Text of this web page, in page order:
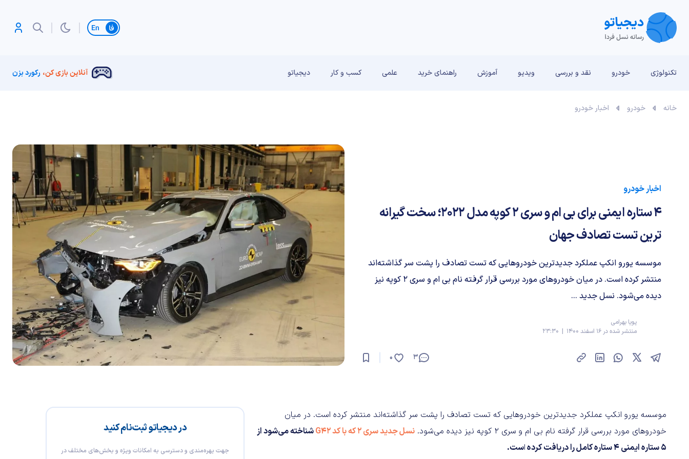
تغییر زبان
تکنولوژی خودرو نقد و بررسی‌ ویدیو آموزش راهنمای خرید علمی کسب و کار دیجیاتو آنلاین بازی کن، رکورد بزن
خانه خودرو اخبار خودرو
اخبار خودرو
4 ستاره ایمنی برای بی ام و سری 2 کوپه مدل 2022؛ سخت گیرانه
ترین تست تصادف جهان
موسسه یورو انکپ عملکرد جدیدترین خودروهایی که تست تصادف را پشت سر گذاشته‌اند
منتشر کرده است. در میان خودروهای مورد بررسی قرار گرفته نام بی ام و سری 2 کوپه نیز
دیده می‌شود. نسل جدید ...
پویا بهرامی
منتشر شده در 16 اسفند 1400 | 23:30
3
0
در دیجیاتو ثبت‌نام کنید
جهت بهره‌مندی و دسترسی به امکانات ویژه و بخش‌های مختلف در
موسسه یورو انکپ عملکرد جدیدترین خودروهایی که تست تصادف را پشت سر گذاشته‌اند منتشر کرده است. در میان
خودروهای مورد بررسی قرار گرفته نام بی ام و سری 2 کوپه نیز دیده می‌شود.
نسل جدید سری 2 که با کد G42
شناخته می‌شود از
5 ستاره ایمنی 4 ستاره کامل را دریافت کرده
است.